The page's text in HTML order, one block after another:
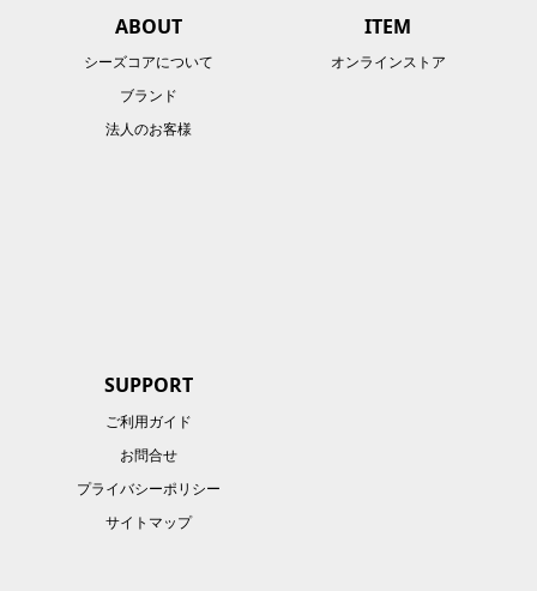
ABOUT
シーズコアについて
ブランド
法人のお客様
ITEM
オンラインストア
SUPPORT
ご利用ガイド
お問合せ
プライバシーポリシー
サイトマップ